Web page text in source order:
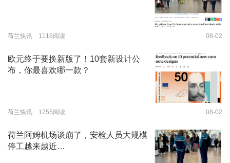
荷兰快讯 1116阅读 08-02
欧元终于要换新版了！10套新设计公
布，你最喜欢哪一款？
荷兰快讯 1255阅读 08-02
荷兰阿姆机场谈崩了，安检人员大规模
停工越来越近…